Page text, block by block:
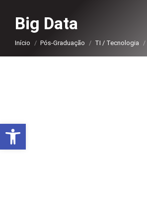
Big Data
Você está aqui:
Início Pós-Graduação TI / Tecnologia
Abrir a barra de